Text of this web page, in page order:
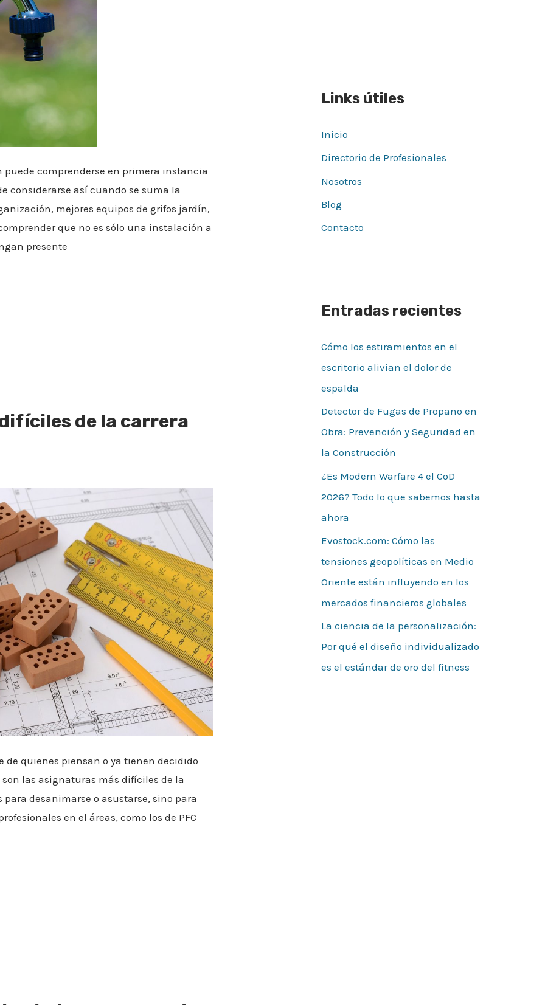
comprenderse en primera instancia
considerarse así cuando se suma la
mejores equipos de grifos jardín,
que no es sólo una instalación a
presente
de la carrera
de quienes piensan o ya tienen decidido
las asignaturas más difíciles de la
desanimarse o asustarse, sino para
en el áreas, como los de PFC
Links útiles
Inicio
Directorio de Profesionales
Nosotros
Blog
Contacto
Entradas recientes
Cómo los estiramientos en el
escritorio alivian el dolor de
espalda
Detector de Fugas de Propano en
Obra: Prevención y Seguridad en
la Construcción
¿Es Modern Warfare 4 el CoD
2026? Todo lo que sabemos hasta
ahora
Evostock.com: Cómo las
tensiones geopolíticas en Medio
Oriente están influyendo en los
mercados financieros globales
La ciencia de la personalización:
Por qué el diseño individualizado
es el estándar de oro del fitness